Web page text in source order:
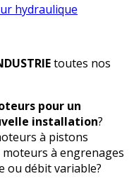
hydraulique
toutes nos
pour un
installation?
à pistons
à engrenages
ou débit variable?